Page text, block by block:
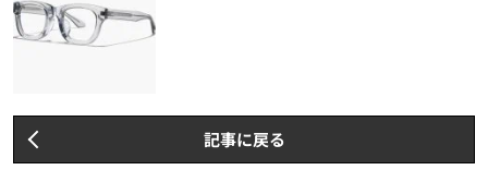
記事に戻る